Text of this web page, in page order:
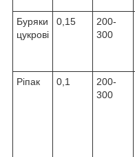
Буряки
цукрові
0,15
200-
300
Ріпак 0,1
200-
300